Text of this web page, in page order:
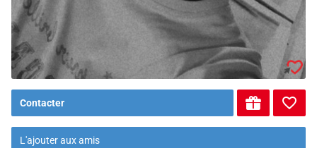
Contacter
L'ajouter aux amis